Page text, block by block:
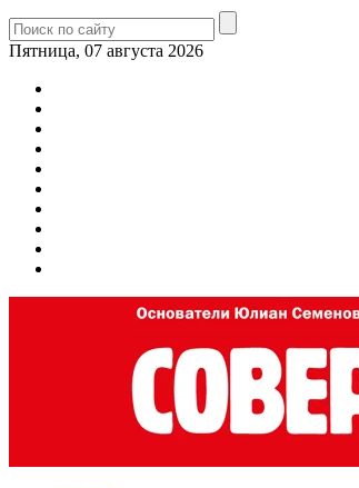
Пятница, 07 августа 2026